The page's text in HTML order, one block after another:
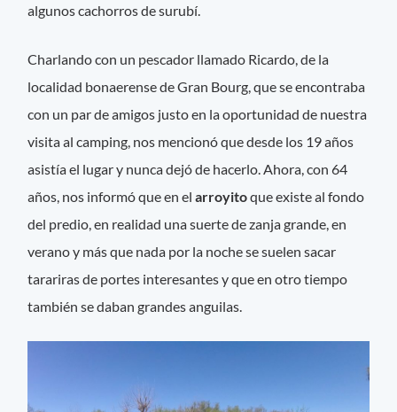
algunos cachorros de surubí.
Charlando con un pescador llamado Ricardo, de la
localidad bonaerense de Gran Bourg, que se encontraba
con un par de amigos justo en la oportunidad de nuestra
visita al camping, nos mencionó que desde los 19 años
asistía el lugar y nunca dejó de hacerlo. Ahora, con 64
años, nos informó que en elarroyitoque existe al fondo
del predio, en realidad una suerte de zanja grande, en
verano y más que nada por la noche se suelen sacar
tarariras de portes interesantes y que en otro tiempo
también se daban grandes anguilas.